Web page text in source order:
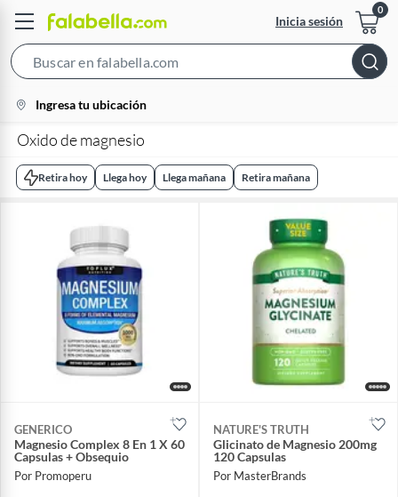
Inicia sesión
Bar
location-
icon
Ingresa tu ubicación
Oxido de magnesio
Retira hoy Llega hoy Llega mañana Retira mañana
GENERICO
Magnesio Complex 8 En 1 X 60
Capsulas + Obsequio
Por Promoperu
NATURE'S TRUTH
Glicinato de Magnesio 200mg
120 Capsulas
Por MasterBrands